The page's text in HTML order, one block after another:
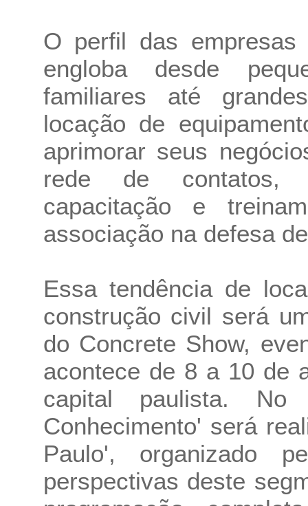
O perfil das empresas
engloba desde
familiares até
locação de
aprimorar seus
rede de contatos,
capacitação e
associação na defesa
Essa tendência de
construção civil será
do Concrete Show,
acontece de 8 a 10 de
capital paulista. No
Conhecimento' será
Paulo', organizado
perspectivas deste